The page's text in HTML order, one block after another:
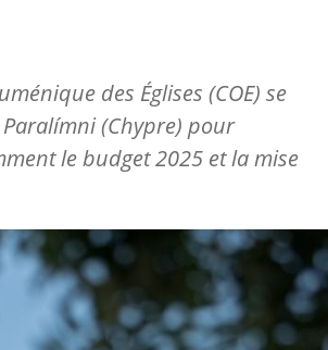
des Églises (COE) se
(Chypre) pour
le budget 2025 et la mise